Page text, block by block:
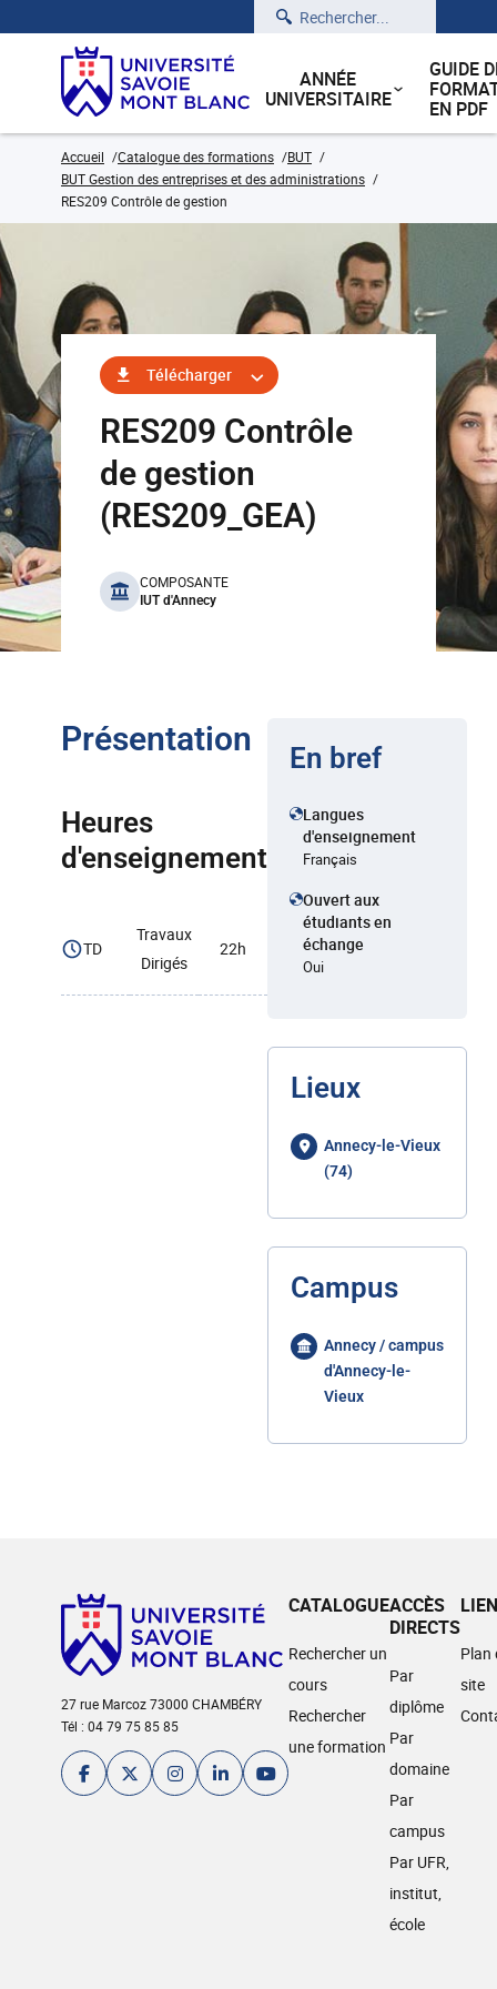
Rechercher
ANNÉE
UNIVERSITAIRE
GUIDE
EN PDF
Accueil Catalogue des formations
BUT
BUT Gestion des entreprises et des administrations
RES209 Contrôle de gestion
Télécharger
RES209 Contrôle
de gestion
(RES209_GEA)
benefits
COMPOSANTE
IUT d'Annecy
Présentation
Heures
d'enseignement
TD
Travaux
Dirigés
22h
En bref
Langues
d'enseignement
Français
Ouvert aux
étudiants en
échange
Oui
Lieux
Annecy-le-Vieux
(74)
Campus
Annecy / campus
d'Annecy-le-
Vieux
27 rue Marcoz 73000 CHAMBÉRY
Tél : 04 79 75 85 85
CATALOGUE
Rechercher un
cours
Rechercher
une formation
ACCÈS
DIRECTS
Par
diplôme
Par
domaine
Par
campus
Par UFR,
institut,
école
Plan
site